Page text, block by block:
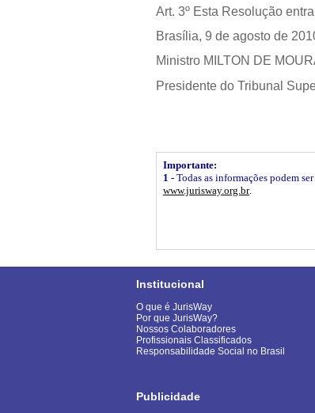
Art. 3º Esta Resolução
Brasília, 9 de agosto de
Ministro MILTON DE
Presidente do Tribunal
Importante:
1 - Todas as informações podem
www.jurisway.org.br.
Institucional
O que é JurisWay
Por que JurisWay?
Nossos Colaboradores
Profissionais Classificados
Responsabilidade Social no Brasil
Publicidade